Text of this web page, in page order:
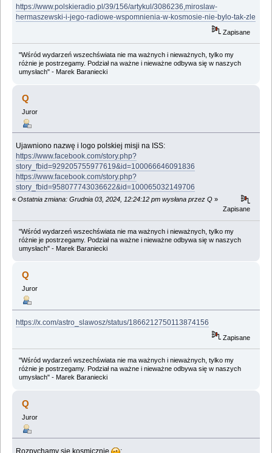
https://www.polskieradio.pl/39/156/artykul/3086236,miroslaw-
hermaszewski-i-jego-radiowe-wspomnienia-w-kosmosie-nie-bylo-tak-zle
Zapisane
"Wśród wydarzeń wszechświata nie ma ważnych i nieważnych, tylko my
różnie je postrzegamy. Podział na ważne i nieważne odbywa się w naszych
umysłach" - Marek Baraniecki
Q
Juror
Ujawniono nazwę i logo polskiej misji na ISS:
https://www.facebook.com/story.php?
story_fbid=929205755977619&id=100066646091836
https://www.facebook.com/story.php?
story_fbid=958077743036622&id=100065032149706
« Ostatnia zmiana: Grudnia 03, 2024, 12:24:12 pm wysłana przez Q »
Zapisane
"Wśród wydarzeń wszechświata nie ma ważnych i nieważnych, tylko my
różnie je postrzegamy. Podział na ważne i nieważne odbywa się w naszych
umysłach" - Marek Baraniecki
Q
Juror
https://x.com/astro_slawosz/status/1866212750113874156
Zapisane
"Wśród wydarzeń wszechświata nie ma ważnych i nieważnych, tylko my
różnie je postrzegamy. Podział na ważne i nieważne odbywa się w naszych
umysłach" - Marek Baraniecki
Q
Juror
Rozpychamy się kosmicznie :